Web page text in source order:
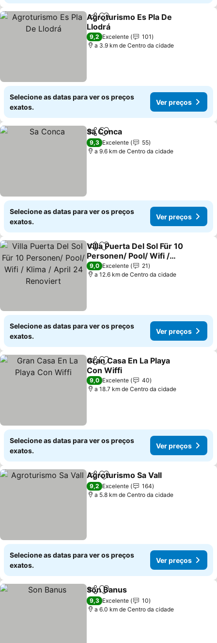
PartilharAdicionar aos favoritos
Agroturismo Es Pla De
Llodrá
Ver preços
9,2 Excelente
101
a 3.9 km de Centro da cidade
Selecione as datas para ver os preços
exatos.
Ver preços
PartilharAdicionar aos favoritos
Sa Conca
9,3 Excelente
55
a 9.6 km de Centro da cidade
Selecione as datas para ver os preços
exatos.
Ver preços
PartilharAdicionar aos favoritos
Villa Puerta Del Sol Für 10
Personen/ Pool/ Wifi /
Klima / April 24 Renoviert
Ver preços
9,0 Excelente
21
a 12.6 km de Centro da cidade
Selecione as datas para ver os preços
exatos.
Ver preços
PartilharAdicionar aos favoritos
Gran Casa En La Playa
Con Wiffi
Ver preços
9,0 Excelente
40
a 18.7 km de Centro da cidade
Selecione as datas para ver os preços
exatos.
Ver preços
PartilharAdicionar aos favoritos
Agroturismo Sa Vall
9,2 Excelente
164
a 5.8 km de Centro da cidade
Selecione as datas para ver os preços
exatos.
Ver preços
PartilharAdicionar aos favoritos
Son Banus
9,3 Excelente
10
a 6.0 km de Centro da cidade